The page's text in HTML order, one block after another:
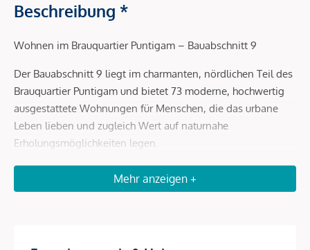
Beschreibung *
Wohnen im Brauquartier Puntigam – Bauabschnitt 9
Der Bauabschnitt 9 liegt im charmanten, nördlichen Teil des
Brauquartier Puntigam und bietet 73 moderne, hochwertig
ausgestattete Wohnungen für Menschen, die das urbane
Leben lieben und zugleich Wert auf naturnahe
Erholungsmöglichkeiten legen.
Mit Wohnflächen zwischen 29 und 78 m² ist für jede
Lebensphase das Passende dabei – ob gemütliche
Mehr anzeigen +